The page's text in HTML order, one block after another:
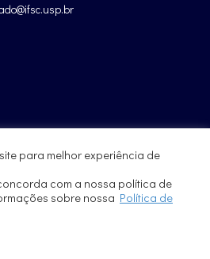
para melhor experiência de
com a nossa política de
sobre nossa Política de